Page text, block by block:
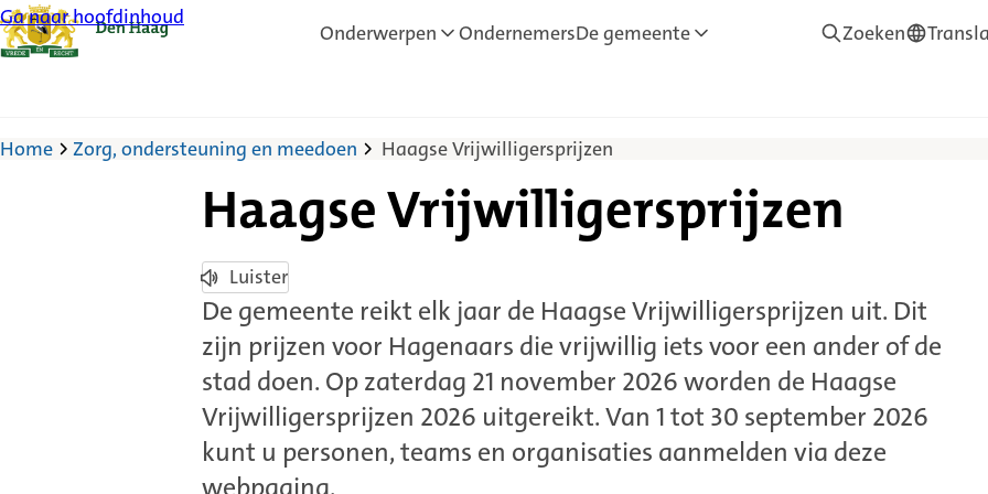
Ga naar hoofdinhoud
Onderwerpen OndernemersDe gemeente Zoeken—
Home Zorg, ondersteuning en meedoen Haagse Vrijwilligersprijzen
Haagse Vrijwilligersprijzen
Luister
De gemeente reikt elk jaar de Haagse Vrijwilligersprijzen uit. Dit
zijn prijzen voor Hagenaars die vrijwillig iets voor een ander of de
stad doen. Op zaterdag 21 november 2026 worden de Haagse
Vrijwilligersprijzen 2026 uitgereikt. Van 1 tot 30 september 2026
kunt u personen, teams en organisaties aanmelden via deze